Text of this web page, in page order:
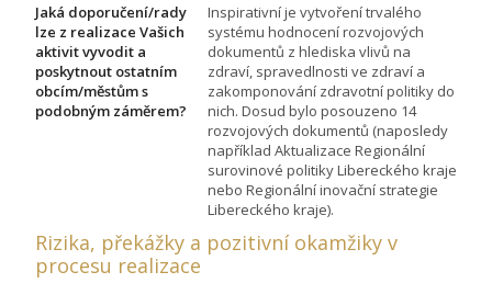
Jaká doporučení/rady
lze z realizace Vašich
aktivit vyvodit a
poskytnout ostatním
obcím/městům s
podobným záměrem?
Inspirativní je vytvoření trvalého
systému hodnocení rozvojových
dokumentů z hlediska vlivů na
zdraví, spravedlnosti ve zdraví a
zakomponování zdravotní politiky do
nich. Dosud bylo posouzeno 14
rozvojových dokumentů (naposledy
například Aktualizace Regionální
surovinové politiky Libereckého kraje
nebo Regionální inovační strategie
Libereckého kraje).
Rizika, překážky a pozitivní okamžiky v
procesu realizace